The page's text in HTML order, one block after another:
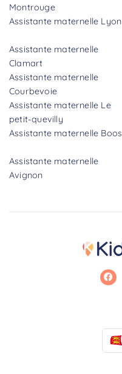
Montrouge
Assistante maternelle Lyon
Assistante maternelle
Clamart
Assistante maternelle
Courbevoie
Assistante maternelle Le
petit-quevilly
Assistante maternelle Boos
Assistante maternelle
Avignon